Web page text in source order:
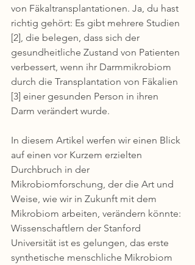
von Fäkaltransplantationen. Ja, du hast
richtig gehört: Es gibt mehrere Studien
[2], die belegen, dass sich der
gesundheitliche Zustand von Patienten
verbessert, wenn ihr Darmmikrobiom
durch die Transplantation von Fäkalien
[3] einer gesunden Person in ihren
Darm verändert wurde.
In diesem Artikel werfen wir einen Blick
auf einen vor Kurzem erzielten
Durchbruch in der
Mikrobiomforschung, der die Art und
Weise, wie wir in Zukunft mit dem
Mikrobiom arbeiten, verändern könnte:
Wissenschaftlern der Stanford
Universität ist es gelungen, das erste
synthetische menschliche Mikrobiom